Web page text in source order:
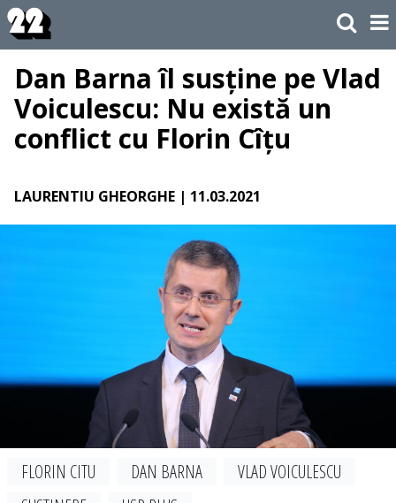
Dan Barna îl susține pe Vlad
Voiculescu: Nu există un
conflict cu Florin Cîțu
LAURENTIU GHEORGHE | 11.03.2021
FLORIN CITU DAN BARNA
VLAD VOICULESCU